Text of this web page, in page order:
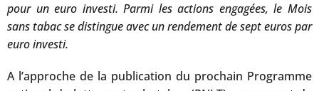
pour un euro investi. Parmi les actions engagées, le Mois
sans tabac se distingue avec un rendement de sept euros par
euro investi.
A l’approche de la publication du prochain Programme